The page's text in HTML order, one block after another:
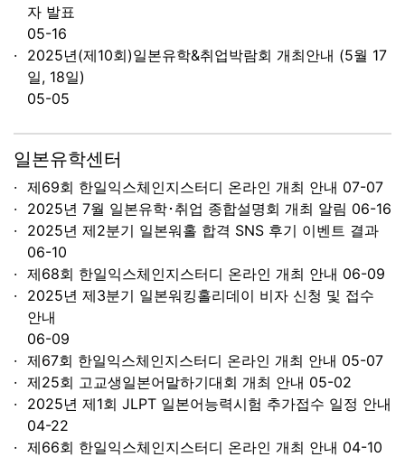
자 발표
05-16
2025년(제10회)일본유학&취업박람회 개최안내 (5월 17
일, 18일)
05-05
일본유학센터
제69회 한일익스체인지스터디 온라인 개최 안내 07-07
2025년 7월 일본유학･취업 종합설명회 개최 알림 06-16
2025년 제2분기 일본워홀 합격 SNS 후기 이벤트 결과
06-10
제68회 한일익스체인지스터디 온라인 개최 안내 06-09
2025년 제3분기 일본워킹홀리데이 비자 신청 및 접수
안내
06-09
제67회 한일익스체인지스터디 온라인 개최 안내 05-07
제25회 고교생일본어말하기대회 개최 안내 05-02
2025년 제1회 JLPT 일본어능력시험 추가접수 일정 안내
04-22
제66회 한일익스체인지스터디 온라인 개최 안내 04-10